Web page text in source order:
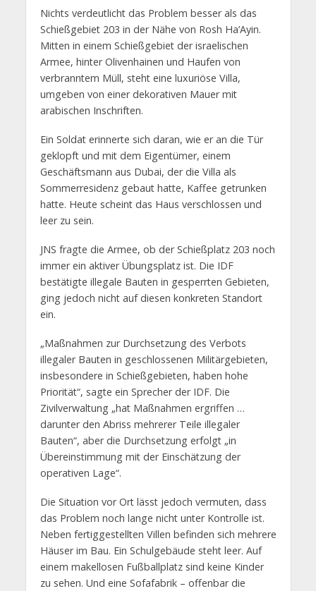
Nichts verdeutlicht das Problem besser als das
Schießgebiet 203 in der Nähe von Rosh Ha’Ayin.
Mitten in einem Schießgebiet der israelischen
Armee, hinter Olivenhainen und Haufen von
verbranntem Müll, steht eine luxuriöse Villa,
umgeben von einer dekorativen Mauer mit
arabischen Inschriften.
Ein Soldat erinnerte sich daran, wie er an die Tür
geklopft und mit dem Eigentümer, einem
Geschäftsmann aus Dubai, der die Villa als
Sommerresidenz gebaut hatte, Kaffee getrunken
hatte. Heute scheint das Haus verschlossen und
leer zu sein.
JNS fragte die Armee, ob der Schießplatz 203 noch
immer ein aktiver Übungsplatz ist. Die IDF
bestätigte illegale Bauten in gesperrten Gebieten,
ging jedoch nicht auf diesen konkreten Standort
ein.
„Maßnahmen zur Durchsetzung des Verbots
illegaler Bauten in geschlossenen Militärgebieten,
insbesondere in Schießgebieten, haben hohe
Priorität“, sagte ein Sprecher der IDF. Die
Zivilverwaltung „hat Maßnahmen ergriffen …
darunter den Abriss mehrerer Teile illegaler
Bauten“, aber die Durchsetzung erfolgt „in
Übereinstimmung mit der Einschätzung der
operativen Lage“.
Die Situation vor Ort lässt jedoch vermuten, dass
das Problem noch lange nicht unter Kontrolle ist.
Neben fertiggestellten Villen befinden sich mehrere
Häuser im Bau. Ein Schulgebäude steht leer. Auf
einem makellosen Fußballplatz sind keine Kinder
zu sehen. Und eine Sofafabrik – offenbar die